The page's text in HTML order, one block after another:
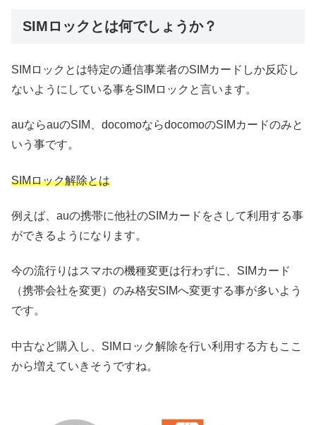
SIMロックとは何でしょうか？
SIMロックとは特定の通信事業者のSIMカードしか反応し
ないようにしている事をSIMロックと言います。
auならauのSIM、docomoならdocomoのSIMカードのみと
いう事です。
SIMロック解除とは
例えば、auの携帯に他社のSIMカードをさして利用する事
ができるようになります。
今の流行りはスマホの機種変更は行わずに、SIMカード
（携帯会社を変更）のみ格安SIMへ変更する事が多いよう
です。
中古など購入し、SIMロック解除を行い利用する方もここ
から増えていきそうですね。